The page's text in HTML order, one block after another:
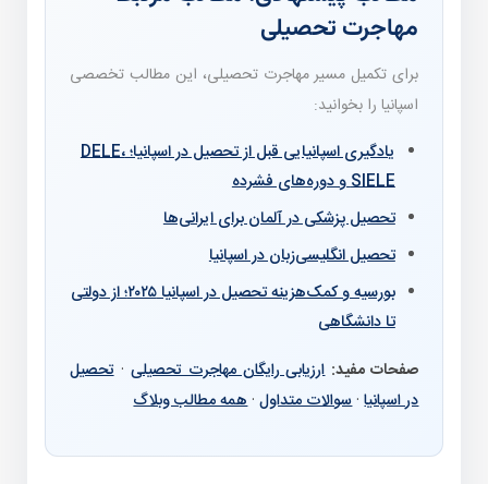
مهاجرت تحصیلی
برای تکمیل مسیر مهاجرت تحصیلی، این مطالب تخصصی
اسپانیا را بخوانید:
یادگیری اسپانیایی قبل از تحصیل در اسپانیا؛ DELE،
SIELE و دوره‌های فشرده
تحصیل پزشکی در آلمان برای ایرانی‌ها
تحصیل انگلیسی‌زبان در اسپانیا
بورسیه و کمک‌هزینه تحصیل در اسپانیا ۲۰۲۵؛ از دولتی
تا دانشگاهی
صفحات مفید: ارزیابی رایگان مهاجرت تحصیلی ·تحصیل
در اسپانیا·سوالات متداول·همه مطالب وبلاگ